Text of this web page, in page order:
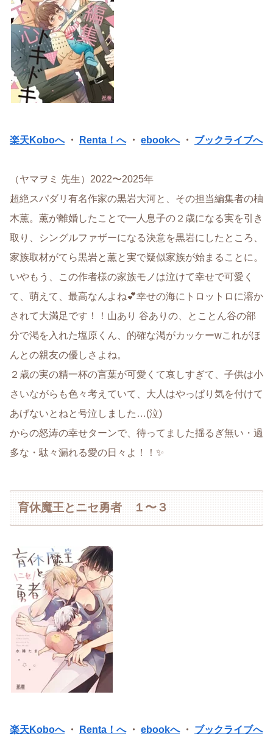
楽天Koboへ・ Renta！へ・ ebookへ・ ブックライブへ
（ヤマヲミ 先生）2022〜2025年
超絶スパダリ有名作家の黒岩大河と、その担当編集者の柚
木薫。薫が離婚したことで一人息子の２歳になる実を引き
取り、シングルファザーになる決意を黒岩にしたところ、
家族取材がてら黒岩と薫と実で疑似家族が始まることに。
いやもう、この作者様の家族モノは泣けて幸せで可愛く
て、萌えて、最高なんよね💕幸せの海にトロットロに溶か
されて大満足です！！山あり 谷ありの、とことん谷の部
分で渇を入れた塩原くん、的確な渇がカッケーwこれがほ
んとの親友の優しさよね。
２歳の実の精一杯の言葉が可愛くて哀しすぎて、子供は小
さいながらも色々考えていて、大人はやっぱり気を付けて
あげないとねと号泣しました…(泣)
からの怒涛の幸せターンで、待ってました揺るぎ無い・過
多な・駄々漏れる愛の日々よ！！✨
育休魔王とニセ勇者 １〜３
楽天Koboへ・ Renta！へ・ ebookへ・ ブックライブへ